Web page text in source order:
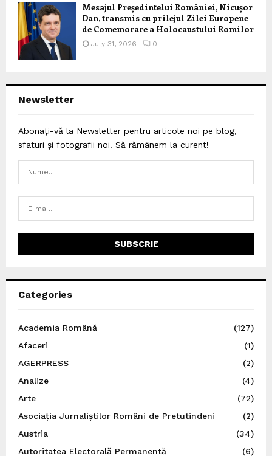
Mesajul Președintelui României, Nicușor
Dan, transmis cu prilejul Zilei Europene
de Comemorare a Holocaustului Romilor
July 31, 2026 0
Newsletter
Abonați-vă la Newsletter pentru articole noi pe blog,
sfaturi și fotografii noi. Să rămânem la curent!
Categories
Academia Română
(127)
Afaceri
(1)
AGERPRESS
(2)
Analize
(4)
Arte
(72)
Asociația Jurnaliștilor Români de Pretutindeni
(2)
Austria
(34)
Autoritatea Electorală Permanentă
(6)